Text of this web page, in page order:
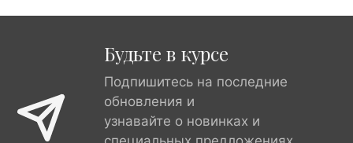
Будьте в курсе
Подпишитесь на последние
обновления и
узнавайте о новинках и